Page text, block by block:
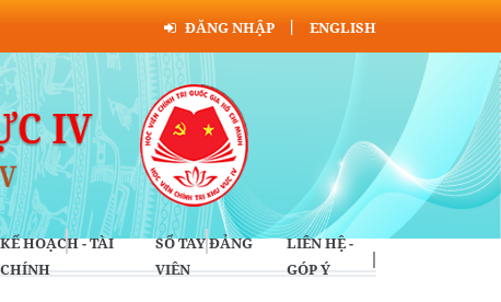
ĐĂNG NHẬP ENGLISH
KẾ HOẠCH - TÀI
CHÍNH
SỔ TAY ĐẢNG
VIÊN
LIÊN HỆ -
GÓP Ý